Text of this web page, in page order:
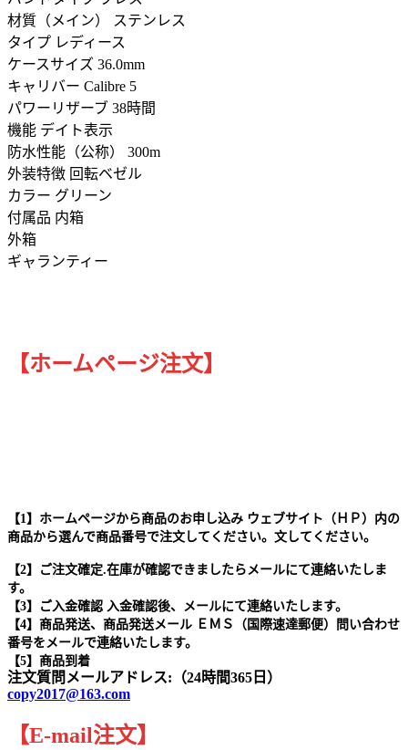
材質（メイン） ステンレス
タイプ レディース
ケースサイズ 36.0mm
キャリバー Calibre 5
パワーリザーブ 38時間
機能 デイト表示
防水性能（公称） 300m
外装特徴 回転ベゼル
カラー グリーン
付属品 内箱
外箱
ギャランティー
【ホームページ注文】
【1】ホームページから商品のお申し込み ウェブサイト（ＨＰ）内の
商品から選んで商品番号で注文してください。文してください。
【2】ご注文確定.在庫が確認できましたらメールにて連絡いたしま
す。
【3】ご入金確認 入金確認後、メールにて連絡いたします。
【4】商品発送、商品発送メール ＥＭＳ（国際速達郵便）問い合わせ
番号をメールで連絡いたします。
【5】商品到着
注文質問メールアドレス:（24時間365日）
copy2017@163.com
【E-mail注文】